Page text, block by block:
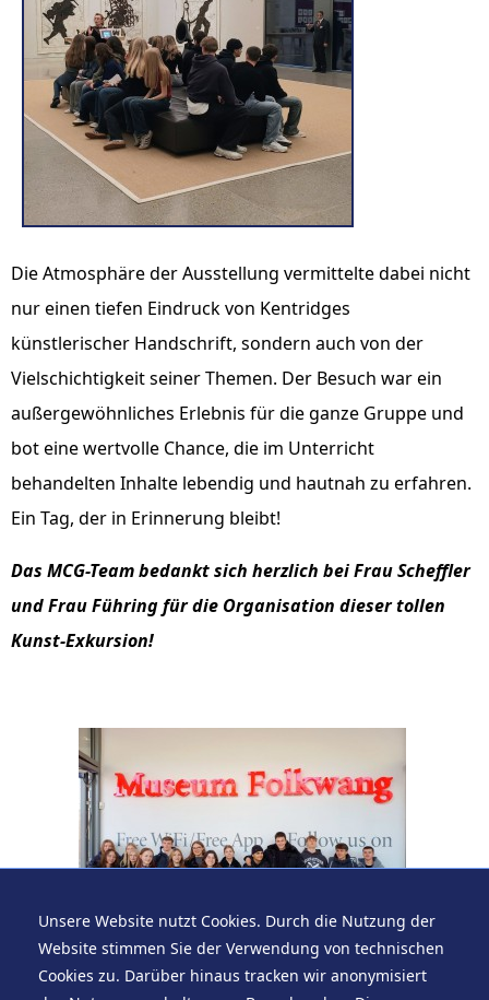
Die Atmosphäre der Ausstellung vermittelte dabei nicht
nur einen tiefen Eindruck von Kentridges
künstlerischer Handschrift, sondern auch von der
Vielschichtigkeit seiner Themen. Der Besuch war ein
außergewöhnliches Erlebnis für die ganze Gruppe und
bot eine wertvolle Chance, die im Unterricht
behandelten Inhalte lebendig und hautnah zu erfahren.
Ein Tag, der in Erinnerung bleibt!
Das MCG-Team bedankt sich herzlich bei Frau Scheffler
und Frau Führing für die Organisation dieser tollen
Kunst-Exkursion!
Unsere Website nutzt Cookies. Durch die Nutzung der
Website stimmen Sie der Verwendung von technischen
Cookies zu. Darüber hinaus tracken wir anonymisiert